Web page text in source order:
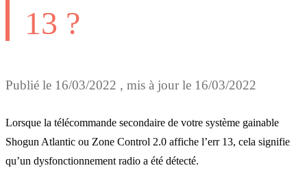
13 ?
Publié le 16/03/2022 , mis à jour le 16/03/2022
Lorsque la télécommande secondaire de votre système gainable
Shogun Atlantic ou Zone Control 2.0 affiche l’err 13, cela signifie
qu’un dysfonctionnement radio a été détecté.